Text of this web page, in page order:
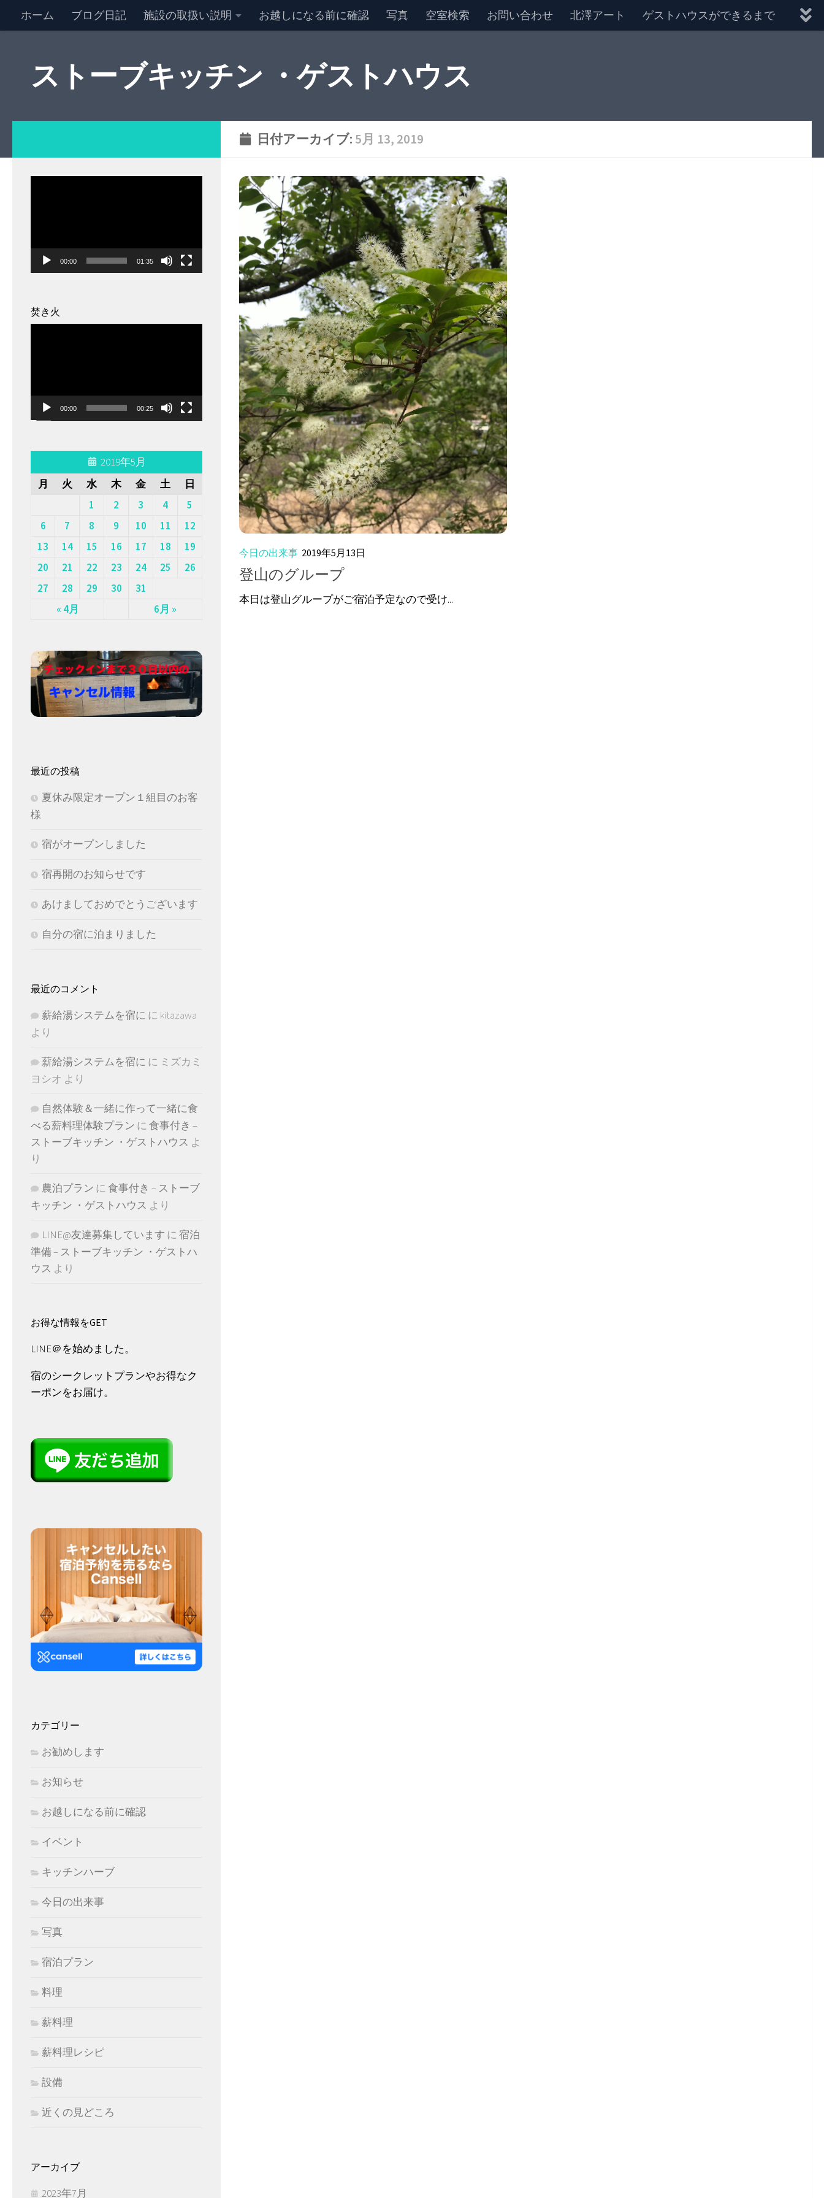
ホーム ブログ日記 施設の取扱い説明 お越しになる前に確認 写真 空室検索 お問い合わせ 北澤アート ゲストハウスができるまで
ストーブキッチン ・ゲストハウス
日付アーカイブ: 5月 13, 2019
今日の出来事 2019年5月13日
登山のグループ
本日は登山グループがご宿泊予定なので受け...
ー
00:00 01:35
焚き火
ー
00:00 00:25
2019年5月
月
火 水 木 金 土 日
« 4月 6月 »
1 2 3 4
5
6
7 8 9 10 11
12
13
14 15 16 17 18
19
20
21 22 23 24 25
26
27
28 29 30 31
最近の投稿
夏休み限定オープン１組目のお客
様
宿がオープンしました
宿再開のお知らせです
あけましておめでとうございます
自分の宿に泊まりました
最近のコメント
薪給湯システムを宿に に kitazawa
より
薪給湯システムを宿に に ミズカミ
ヨシオ より
自然体験＆一緒に作って一緒に食
べる薪料理体験プラン に 食事付き –
ストーブキッチン ・ゲストハウス よ
り
農泊プラン に 食事付き – ストーブ
キッチン ・ゲストハウス より
LINE@友達募集しています に 宿泊
準備 – ストーブキッチン ・ゲストハ
ウス より
お得な情報をGET
LINE＠を始めました。
宿のシークレットプランやお得なク
ーポンをお届け。
カテゴリー
お勧めします
お知らせ
お越しになる前に確認
イベント
キッチンハーブ
今日の出来事
写真
宿泊プラン
料理
薪料理
薪料理レシピ
設備
近くの見どころ
アーカイブ
2023年7月